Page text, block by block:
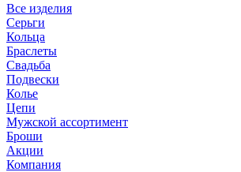
Все изделия
Серьги
Кольца
Браслеты
Свадьба
Подвески
Колье
Цепи
Мужской ассортимент
Броши
Акции
Компания